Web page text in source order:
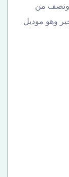
ونصف من
وهو موديل